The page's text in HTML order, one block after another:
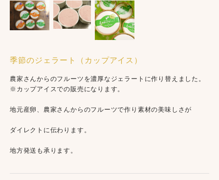
季節のジェラート（カップアイス）
農家さんからのフルーツを濃厚なジェラートに作り替えました。
※カップアイスでの販売になります。
地元産卵、農家さんからのフルーツで作り素材の美味しさが
ダイレクトに伝わります。
地方発送も承ります。